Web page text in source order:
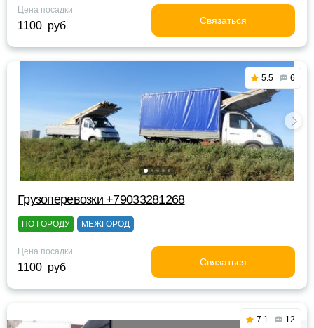
Цена посадки
1100 руб Связаться
5.5 6
Грузоперевозки +79033281268
ПО ГОРОДУ МЕЖГОРОД
Цена посадки
1100 руб Связаться
7.1 12